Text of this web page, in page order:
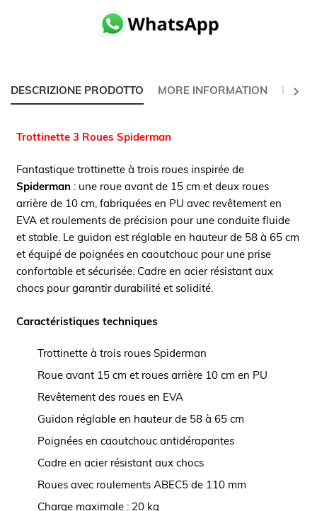
DESCRIZIONE PRODOTTO MORE INFORMATION
Trottinette 3 Roues Spiderman
Fantastique trottinette à trois roues inspirée de
Spiderman : une roue avant de 15 cm et deux roues
arrière de 10 cm, fabriquées en PU avec revêtement en
EVA et roulements de précision pour une conduite fluide
et stable. Le guidon est réglable en hauteur de 58 à 65 cm
et équipé de poignées en caoutchouc pour une prise
confortable et sécurisée. Cadre en acier résistant aux
chocs pour garantir durabilité et solidité.
Caractéristiques techniques
Trottinette à trois roues Spiderman
Roue avant 15 cm et roues arrière 10 cm en PU
Revêtement des roues en EVA
Guidon réglable en hauteur de 58 à 65 cm
Poignées en caoutchouc antidérapantes
Cadre en acier résistant aux chocs
Roues avec roulements ABEC5 de 110 mm
Charge maximale : 20 kg
NEXT